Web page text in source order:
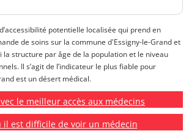
potentielle localisée qui prend en
de soins sur la commune d'Essigny-le-Grand et
la structure par âge de la population et le niveau
Il s’agit de l’indicateur le plus fiable pour
est un désert médical.
le meilleur accès aux médecins
il est difficile de voir un médecin